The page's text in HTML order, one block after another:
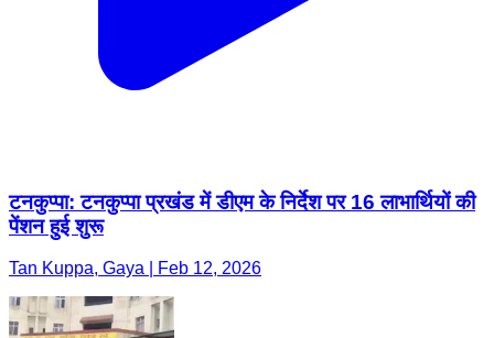
टनकुप्पा: टनकुप्पा प्रखंड में डीएम के निर्देश पर 16 लाभार्थियों की
पेंशन हुई शुरू
Tan Kuppa, Gaya | Feb 12, 2026